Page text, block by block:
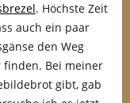
. Höchste Zeit
auch ein paar
den Weg
finden. Bei meiner
gibt, gab